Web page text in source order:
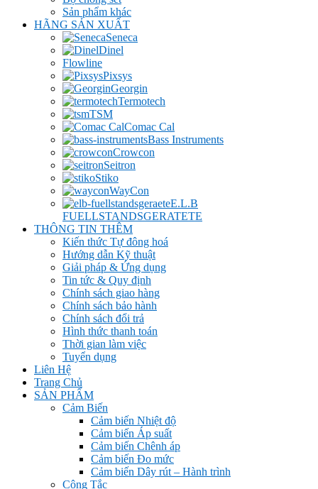
Sản phẩm khác
HÃNG SẢN XUẤT
Seneca
Dinel
Flowline
Pixsys
Georgin
Termotech
TSM
Comac Cal
Bass Instruments
Crowcon
Seitron
Stiko
WayCon
E.L.B
FUELLSTANDSGERATETE
THÔNG TIN THÊM
Kiến thức Tự đông hoá
Hướng dẫn Kỹ thuật
Giải pháp & Ứng dụng
Tin tức & Quy định
Chính sách giao hàng
Chính sách bảo hành
Chính sách đổi trả
Hình thức thanh toán
Thời gian làm việc
Tuyển dụng
Liên Hệ
Trang Chủ
SẢN PHẨM
Cảm Biến
Cảm biến Nhiệt độ
Cảm biến Áp suất
Cảm biến Chênh áp
Cảm biến Đo mức
Cảm biến Dây rút – Hành trình
Công Tắc